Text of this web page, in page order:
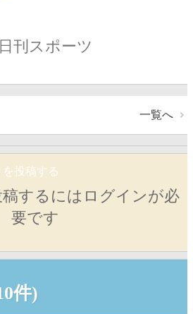
日刊スポーツ
一覧へ
投稿する
するにはログインが必
要です
件)